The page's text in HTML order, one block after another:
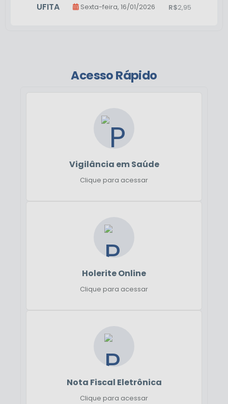
Sexta-feira 16/01/2026
UFITA 2,95
Acesso Rápido
Vigilância em Saúde
Clique para acessar
Holerite Online
Clique para acessar
Nota Fiscal Eletrônica
Clique para acessar